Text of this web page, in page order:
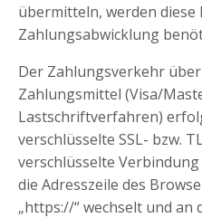
übermitteln, werden diese
Zahlungsabwicklung
Der Zahlungsverkehr
Zahlungsmittel (Visa/
Lastschriftverfahren)
verschlüsselte SSL- bzw.
verschlüsselte
die Adresszeile des
„https://“ wechselt und an